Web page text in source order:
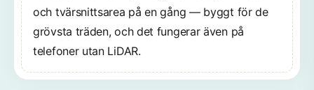
och tvärsnittsarea på en gång — byggt för de
grövsta träden, och det fungerar även på
telefoner utan LiDAR.